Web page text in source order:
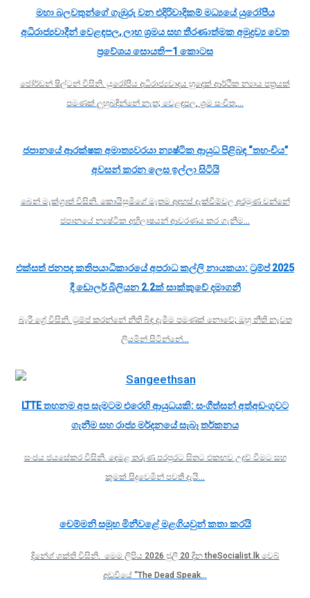
මහා බලවතුන්ගේ ගැඹුරු වන එදිරිවාදිකම් මධ්‍යයේ යුරෝපීය
අධිරාජ්‍යවාදීන් වෙළඳපල, ලාභ ශ්‍රමය සහ තීරණාත්මක අමුද්‍රව්‍ය වෙත
ප්‍රවේශය සොයති—1 කොටස
ජෝර්ඩන් ෂිල්ටන් විසිනි. යුරෝපීය අධිරාජ්‍යවාදය හුදෙක් ආර්ථික න්‍යාය පත්‍රයක්
පමණක් ලුහුබඳින්නේ නැත; වෙළඳපල, ශ්‍රම සංචිත,…
ජපානයේ ආරක්ෂක අමාත්‍යවරයා න්‍යෂ්ටික ආයුධ පිළිබඳ “තහංචිය”
අවසන් කරන ලෙස ඉල්ලා සිටියි
බෙන් මැක්ග්‍රාත් විසිනි. කොයිසුමිගේ මෑතම අදහස් දැක්වීම්වල අරමුණ වන්නේ
ජපානයේ න්‍යෂ්ටික අභිලාෂයන් ආවරණය කර ගැනීම…
එක්සත් ජනපද කතිපයාධිකාරයේ අපරාධ කල්ලි නායකයා: ට්‍රම්ප් 2025
දී ඩොලර් බිලියන 2.2ක් සාක්කුවේ දමාගනී
බැරී ග්‍රේ විසිනි. ට්‍රම්ප් කරන්නේ නීති බිඳ දැමීම පමණක් නොවේ; ඔහු නීති නැවත
ලියමින් සිටින්නේ…
LTTE තහනම අප සැමටම එරෙහි ආයුධයකි: සංගීත්සන් අත්අඩංගුවට
ගැනීම සහ රාජ්‍ය මර්දනයේ සැබෑ තර්කනය
සංජය ජයසේකර විසිනි. දෙමළ තරුණ පරපුරට සිතට එකඟව උදව් වීමට සහ
කුමක් සිදුවෙමින් පවතී දැයි…
චෙම්මනි සමූහ මිනීවළේ මළගියවුන් කතා කරයි
දිනේශ් ශක්ති විසිනි. මෙම ලිපිය 2026 ජුලි 20 දින theSocialist.lk වෙබ්
අඩවියේ “The Dead Speak…